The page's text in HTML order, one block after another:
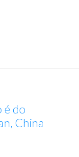
é do
China